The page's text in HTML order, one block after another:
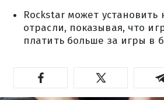
Rockstar может
отрасли, показывая, что
платить больше за игры в